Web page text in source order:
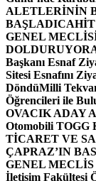
ALETLERİNİN
BAŞLADI
GENEL
DOLDURUYOR
Başkanı Esnaf
Sitesi Esnafını
DöndüMilli
Öğrencileri ile
OVACIK ADAY
Otomobili TOGG
TİCARET VE
ÇAPRAZ’IN
GENEL
İletişim Fakültesi